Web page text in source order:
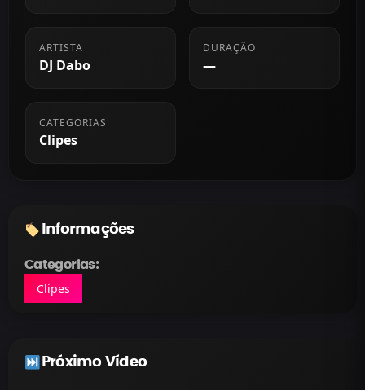
ARTISTA
DJ Dabo
DURAÇÃO
—
CATEGORIAS
Clipes
Informações
Categorias:
Clipes
Próximo Vídeo